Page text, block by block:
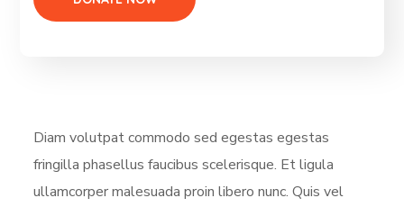
Diam volutpat commodo sed egestas egestas
fringilla phasellus faucibus scelerisque. Et ligula
ullamcorper malesuada proin libero nunc. Quis vel